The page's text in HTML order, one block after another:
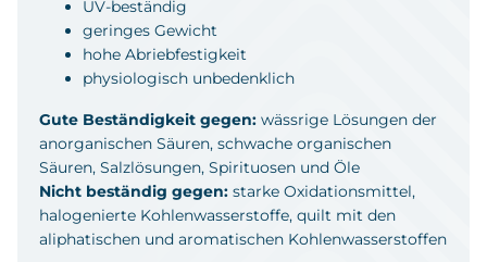
UV-beständig
geringes Gewicht
hohe Abriebfestigkeit
physiologisch unbedenklich
Gute Beständigkeit gegen: wässrige Lösungen der
anorganischen Säuren, schwache organischen
Säuren, Salzlösungen, Spirituosen und Öle
Nicht beständig gegen: starke Oxidationsmittel,
halogenierte Kohlenwasserstoffe, quilt mit den
aliphatischen und aromatischen Kohlenwasserstoffen